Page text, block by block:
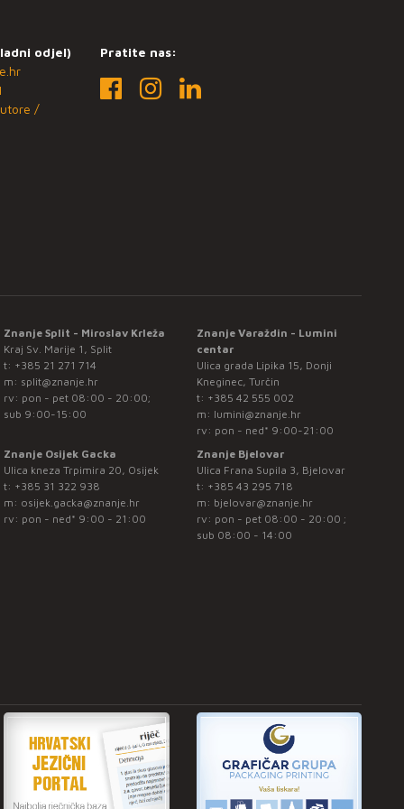
odjel)
/
Pratite nas:
Znanje Split - Miroslav Krleža
Kraj Sv. Marije 1, Split
t: +385 21 271 714
m: split@znanje.hr
rv: pon - pet 08:00 - 20:00;
sub 9:00-15:00
Znanje Varaždin - Lumini
centar
Ulica grada Lipika 15, Donji
Kneginec, Turčin
t: +385 42 555 002
m: lumini@znanje.hr
rv: pon - ned* 9:00-21:00
Znanje Osijek Gacka
Ulica kneza Trpimira 20, Osijek
t: +385 31 322 938
m: osijek.gacka@znanje.hr
rv: pon - ned* 9:00 - 21:00
Znanje Bjelovar
Ulica Frana Supila 3, Bjelovar
t: +385 43 295 718
m: bjelovar@znanje.hr
rv: pon - pet 08:00 - 20:00 ;
sub 08:00 - 14:00